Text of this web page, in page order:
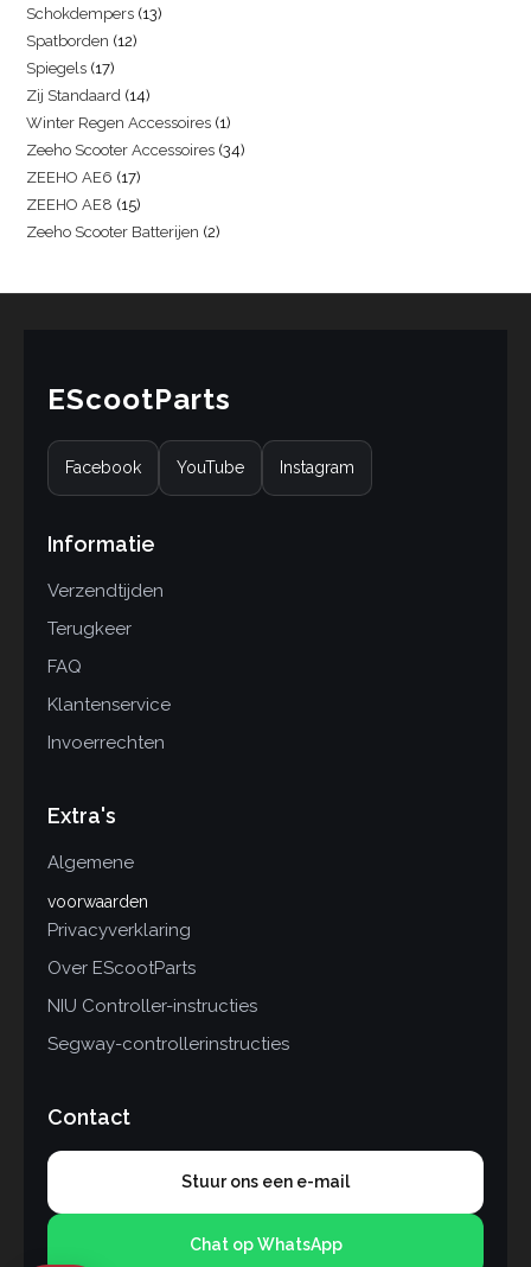
Schokdempers 13
Spatborden 12
Spiegels 17
Zij Standaard 14
Winter Regen Accessoires 1
Zeeho Scooter Accessoires 34
ZEEHO AE6 17
ZEEHO AE8 15
Zeeho Scooter Batterijen 2
EScootParts
Facebook YouTube Instagram
Informatie
Verzendtijden
Terugkeer
FAQ
Klantenservice
Invoerrechten
Extra's
Algemene
voorwaarden
Privacyverklaring
Over EScootParts
NIU Controller-instructies
Segway-controllerinstructies
Contact
Stuur ons een e-mail
Chat op WhatsApp